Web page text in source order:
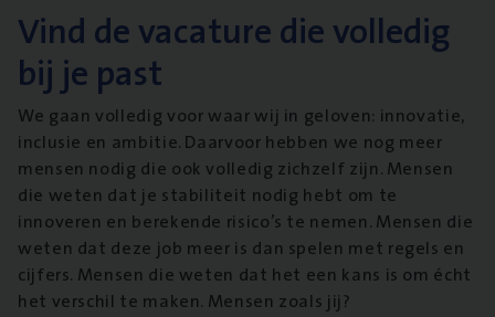
Vind de vacature die volledig
bij je past
We gaan volledig voor waar wij in geloven: innovatie,
inclusie en ambitie. Daarvoor hebben we nog meer
mensen nodig die ook volledig zichzelf zijn. Mensen
die weten dat je stabiliteit nodig hebt om te
innoveren en berekende risico’s te nemen. Mensen die
weten dat deze job meer is dan spelen met regels en
cijfers. Mensen die weten dat het een kans is om écht
het verschil te maken. Mensen zoals jij?